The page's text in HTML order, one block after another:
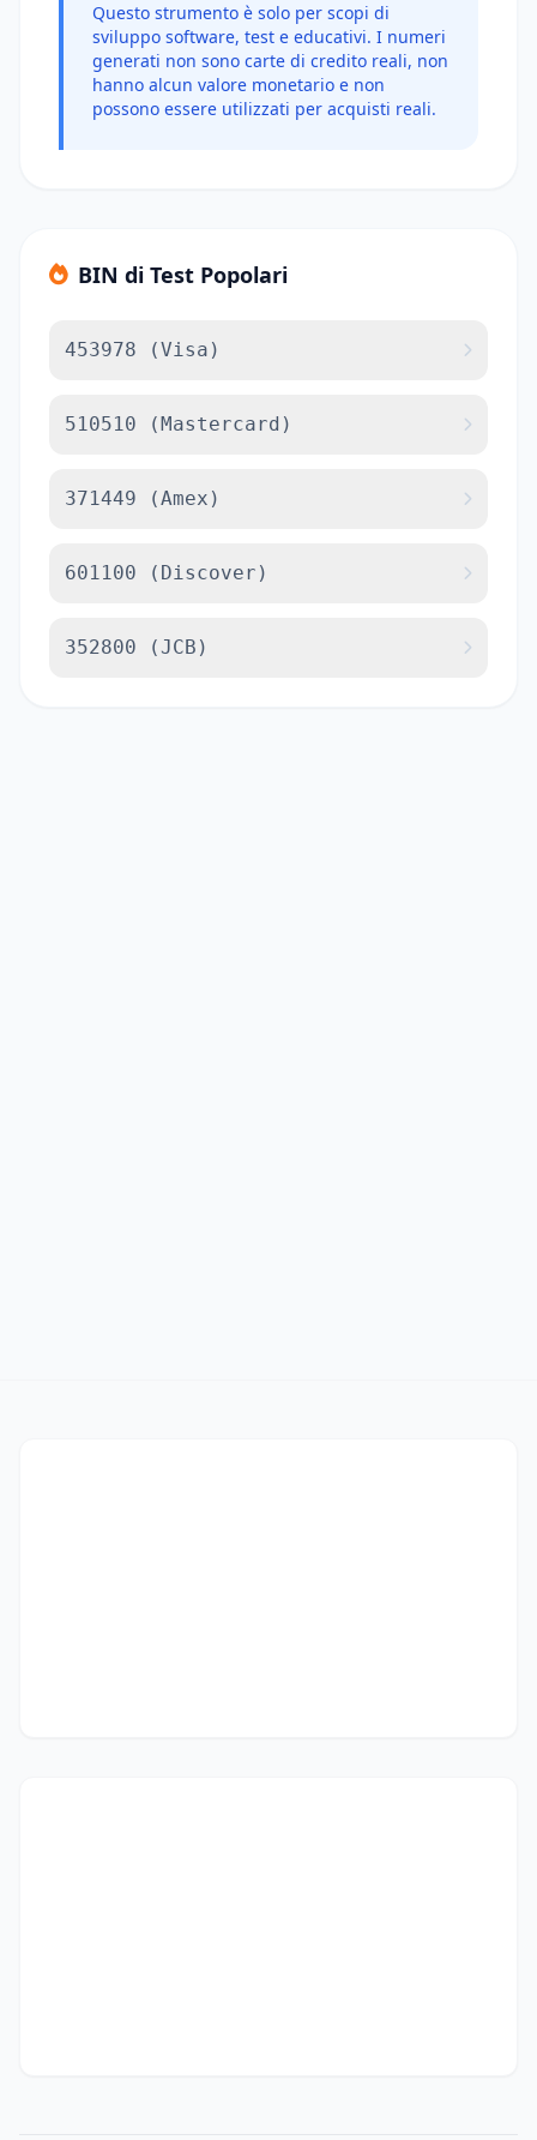
Questo strumento è solo per scopi di
sviluppo software, test e educativi. I numeri
generati non sono carte di credito reali, non
hanno alcun valore monetario e non
possono essere utilizzati per acquisti reali.
BIN di Test Popolari
453978 (Visa)
510510 (Mastercard)
371449 (Amex)
601100 (Discover)
352800 (JCB)